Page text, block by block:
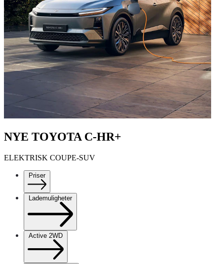
NYE TOYOTA C-HR+
ELEKTRISK COUPE-SUV
Priser
Lademuligheter
Active 2WD